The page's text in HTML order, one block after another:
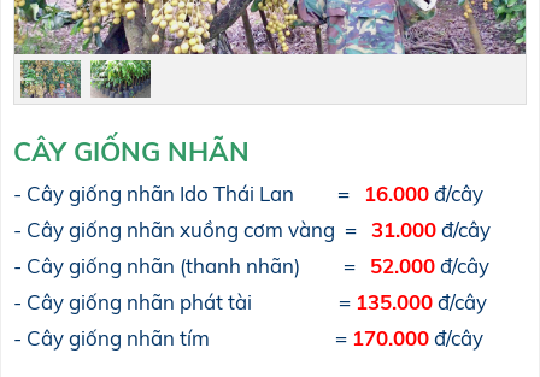
CÂYGIỐNG NHÃN
- Cây giống nhãn Ido Thái Lan = 16.000đ/cây
- Cây giống nhãn xuồng cơm vàng = 31.000đ/cây
- Cây giống nhãn (thanh nhãn) = 52.000đ/cây
- Cây giống nhãn phát tài = 135.000đ/cây
- Cây giống nhãn tím = 170.000đ/cây